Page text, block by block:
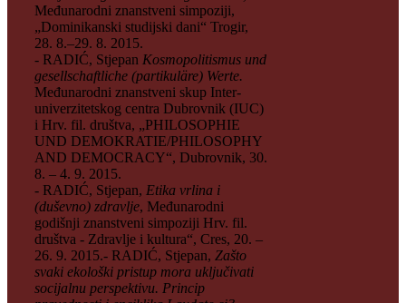
Međunarodni znanstveni simpoziji,
„Dominikanski studijski dani“ Trogir,
28. 8.–29. 8. 2015.
- RADIĆ, Stjepan Kosmopolitismus und
gesellschaftliche (partikuläre) Werte.
Međunarodni znanstveni skup Inter-
univerzitetskog centra Dubrovnik (IUC)
i Hrv. fil. društva, „PHILOSOPHIE
UND DEMOKRATIE/PHILOSOPHY
AND DEMOCRACY“, Dubrovnik, 30.
8. – 4. 9. 2015.
- RADIĆ, Stjepan, Etika vrlina i
(duševno) zdravlje, Međunarodni
godišnji znanstveni simpoziji Hrv. fil.
društva - Zdravlje i kultura“, Cres, 20. –
26. 9. 2015.- RADIĆ, Stjepan, Zašto
svaki ekološki pristup mora uključivati
socijalnu perspektivu. Princip